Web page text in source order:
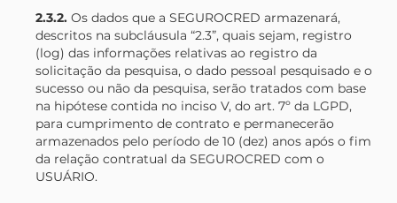
2.3.2. Os dados que a SEGUROCRED armazenará,
descritos na subcláusula “2.3”, quais sejam, registro
(log) das informações relativas ao registro da
solicitação da pesquisa, o dado pessoal pesquisado e o
sucesso ou não da pesquisa, serão tratados com base
na hipótese contida no inciso V, do art. 7º da LGPD,
para cumprimento de contrato e permanecerão
armazenados pelo período de 10 (dez) anos após o fim
da relação contratual da SEGUROCRED com o
USUÁRIO.